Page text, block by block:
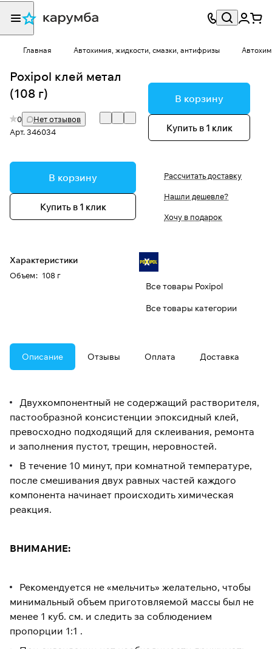
Главная Автохимия, жидкости, смазки, антифризы
Poxipol клей метал
(108 г)
0
Нет отзывов
Арт.346034
В корзину
Купить в 1 клик
Характеристики
Oбъем: 108 г
В корзину
Купить в 1 клик
Рассчитать доставку
Нашли дешевле?
Хочу в подарок
Все товары Poxipol
Все товары категории
Описание Отзывы Оплата Доставка
Двухкомпонентный не содержащий растворителя,
пастообразной консистенции эпоксидный клей,
превосходно подходящий для склеивания, ремонта
и заполнения пустот, трещин, неровностей.
В течение 10 минут, при комнатной температуре,
после смешивания двух равных частей каждого
компонента начинает происходить химическая
реакция.
ВНИМАНИЕ:
Рекомендуется не «мельчить» желательно, чтобы
минимальный объем приготовляемой массы был не
менее 1 куб. см. и следить за соблюдением
пропорции 1:1 .